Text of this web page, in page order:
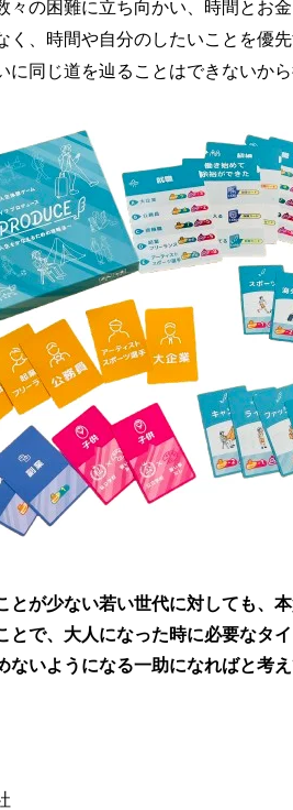
々の困難に立ち向かい、時間とお
く、時間や自分のしたいことを優先
に同じ道を辿ることはできないか
とが少ない若い世代に対しても、
とで、大人になった時に必要なタ
ないようになる一助になればと考え